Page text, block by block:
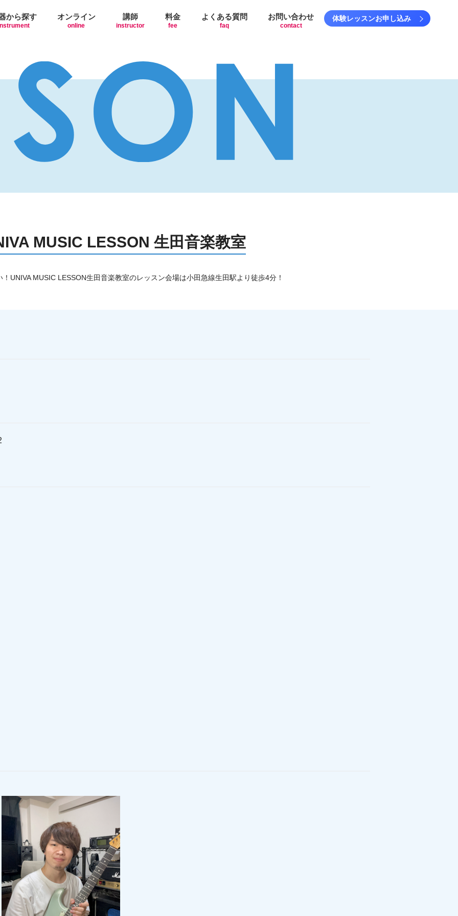
体験レッスンお申し込み
から探す オンライン
online
講師
instructor
料金
fee
よくある質問
faq
お問い合わせ
contact
MUSIC LESSON 生田音楽教室
UNIVA MUSIC LESSON生田音楽教室のレッスン会場は小田急線生田駅より徒歩4分！